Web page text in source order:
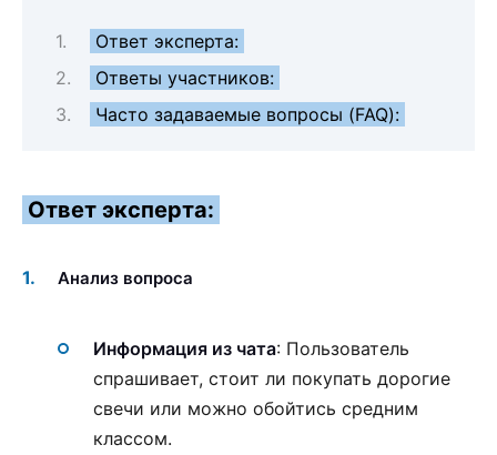
Ответ эксперта:
Ответы участников:
Часто задаваемые вопросы (FAQ):
Ответ эксперта:
Анализ вопроса
Информация из чата: Пользователь
спрашивает, стоит ли покупать дорогие
свечи или можно обойтись средним
классом.